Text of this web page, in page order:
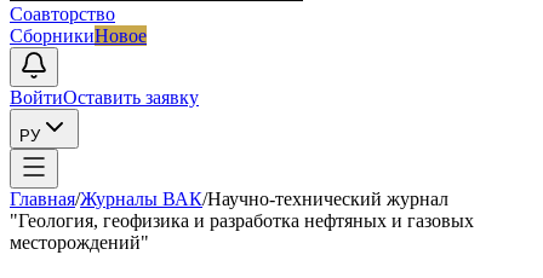
Соавторство
СборникиНовое
ВойтиОставить заявку
РУ
Главная/Журналы ВАК/Научно-теxнический журнал
"Геология, геофизика и разработка нефтяныx и газовыx
месторождений"